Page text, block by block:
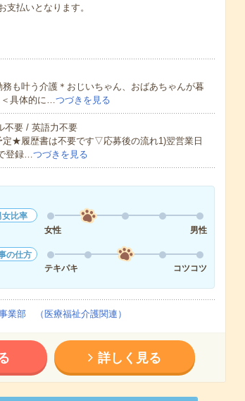
払いとなります。
も叶う介護＊おじいちゃん、おばあちゃんが暮
＜具体的に…つづきを見る
不要 / 英語力不要
★履歴書は不要です▽応募後の流れ1)翌営業日
登録…つづきを見る
女比率
女性
男性
の仕方
テキパキ
コツコツ
業部 （医療福祉介護関連）
詳しく見る